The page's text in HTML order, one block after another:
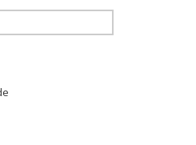
Please leave